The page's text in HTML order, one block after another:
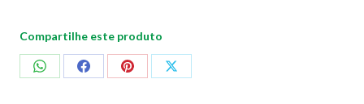
Compartilhe este produto
CompartilharCompartilharCompartilharCompartilhar